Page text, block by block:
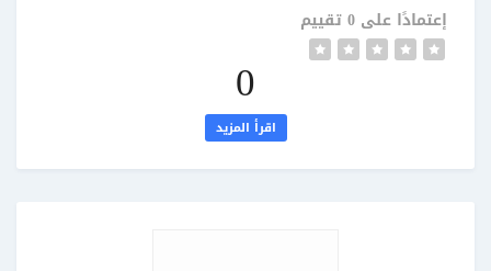
إعتمادًا على 0 تقييم
0
اقرأ المزيد